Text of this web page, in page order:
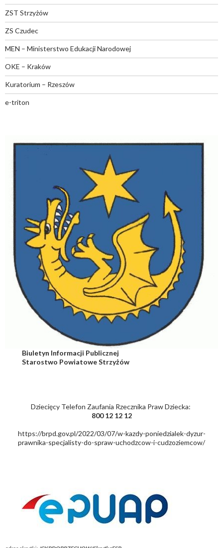
ZST Strzyżów
ZS Czudec
MEN – Ministerstwo Edukacji Narodowej
OKE – Kraków
Kuratorium – Rzeszów
e-triton
Biuletyn Informacji Publicznej
Starostwo Powiatowe Strzyżów
Dziecięcy Telefon Zaufania Rzecznika Praw Dziecka:
800 12 12 12
https://brpd.gov.pl/2022/03/07/w-kazdy-poniedzialek-dyzur-
prawnika-specjalisty-do-spraw-uchodzcow-i-cudzoziemcow/